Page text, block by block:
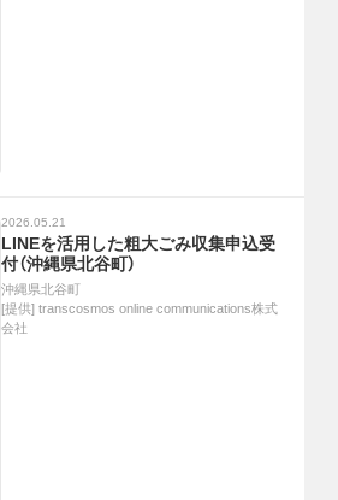
2026.05.21
LINEを活用した粗大ごみ収集申込受
付（沖縄県北谷町）
沖縄県北谷町
[提供] transcosmos online communications株式
会社